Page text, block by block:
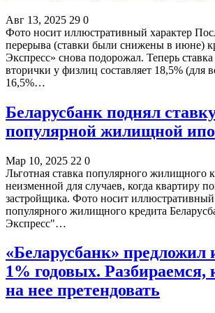
Авг 13, 2025 29 0
Фото носит иллюстративный характер
перерыва (ставки были снижены в июне)
Экспресс» снова подорожал. Теперь
вторички у физлиц составляет 18,5% (для
16,5%…
Беларусбанк поднял
популярной жилищной
Мар 10, 2025 22 0
Льготная ставка популярного жилищного
неизменной для случаев, когда квартиру
застройщика. Фото носит иллюстративный
популярного жилищного кредита
Экспресс"…
«Беларусбанк» предложил
1% годовых. Разбираемся,
на нее претендовать